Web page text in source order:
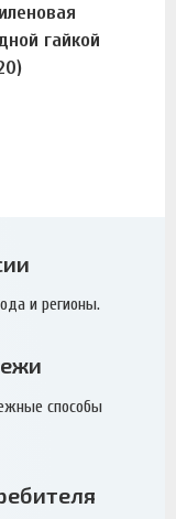
гайкой
и регионы.
способы